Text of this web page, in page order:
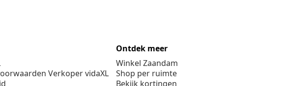
Verkoper vidaXL
Ontdek meer
Winkel Zaandam
Shop per ruimte
Bekijk kortingen